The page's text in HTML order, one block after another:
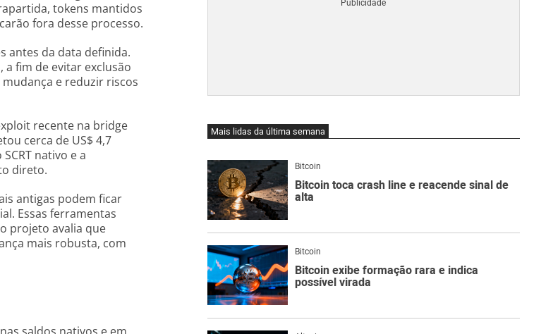
tokens mantidos
fora desse processo.
antes da data definida.
a fim de evitar exclusão
e reduzir riscos
recente na bridge
cerca de US$ 4,7
nativo e a
direto.
antigas podem ficar
Essas ferramentas
projeto avalia que
mais robusta, com
Mais lidas da última semana
Bitcoin
Bitcoin toca crash line e reacende sinal de
alta
Bitcoin
Bitcoin exibe formação rara e indica
possível virada